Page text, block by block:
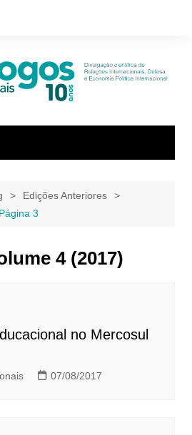
Edições Anteriores
Página 3
4 (2017)
no Mercosul
07/08/2017